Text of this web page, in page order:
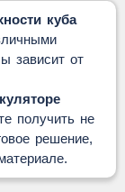
куба
зависит от
получить не
решение,